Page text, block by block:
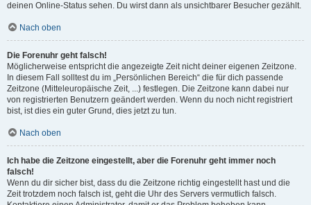
deinen Online-Status sehen. Du wirst dann als unsichtbarer Besucher gezählt.
Nach oben
Die Forenuhr geht falsch!
Möglicherweise entspricht die angezeigte Zeit nicht deiner eigenen Zeitzone.
In diesem Fall solltest du im „Persönlichen Bereich“ die für dich passende
Zeitzone (Mitteleuropäische Zeit, ...) festlegen. Die Zeitzone kann dabei nur
von registrierten Benutzern geändert werden. Wenn du noch nicht registriert
bist, ist dies ein guter Grund, dies jetzt zu tun.
Nach oben
Ich habe die Zeitzone eingestellt, aber die Forenuhr geht immer noch
falsch!
Wenn du dir sicher bist, dass du die Zeitzone richtig eingestellt hast und die
Zeit trotzdem noch falsch ist, geht die Uhr des Servers vermutlich falsch.